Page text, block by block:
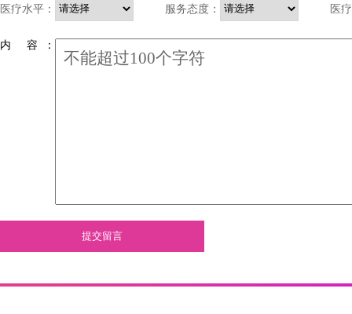
医疗水平： 服务态度： 医
内 容 ：
提交留言